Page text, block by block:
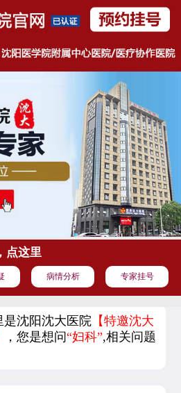
点这里
病情分析 专家挂号
是沈阳沈大医院 【特邀沈大
，您是想问“妇科”,相关问题